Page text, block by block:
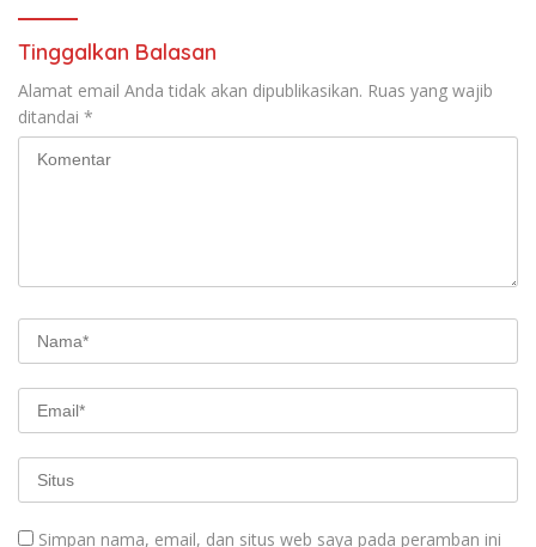
Tinggalkan Balasan
Alamat email Anda tidak akan dipublikasikan. Ruas yang wajib
ditandai *
Simpan nama, email, dan situs web saya pada peramban ini